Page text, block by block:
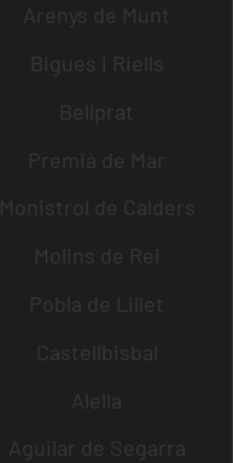
Arenys de Munt
Bigues i Riells
Bellprat
Premià de Mar
Monistrol de Calders
Molins de Rei
Pobla de Lillet
Castellbisbal
Alella
Aguilar de Segarra